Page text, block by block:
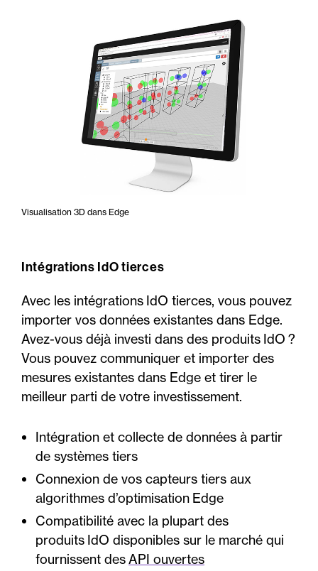
Visualisation 3D dans Edge
Intégrations IdO tierces
Avec les intégrations IdO tierces, vous pouvez
importer vos données existantes dans Edge.
Avez-vous déjà investi dans des produits IdO ?
Vous pouvez communiquer et importer des
mesures existantes dans Edge et tirer le
meilleur parti de votre investissement.
Intégration et collecte de données à partir
de systèmes tiers
Connexion de vos capteurs tiers aux
algorithmes d’optimisation Edge
Compatibilité avec la plupart des
produits IdO disponibles sur le marché qui
fournissent desAPI ouvertes